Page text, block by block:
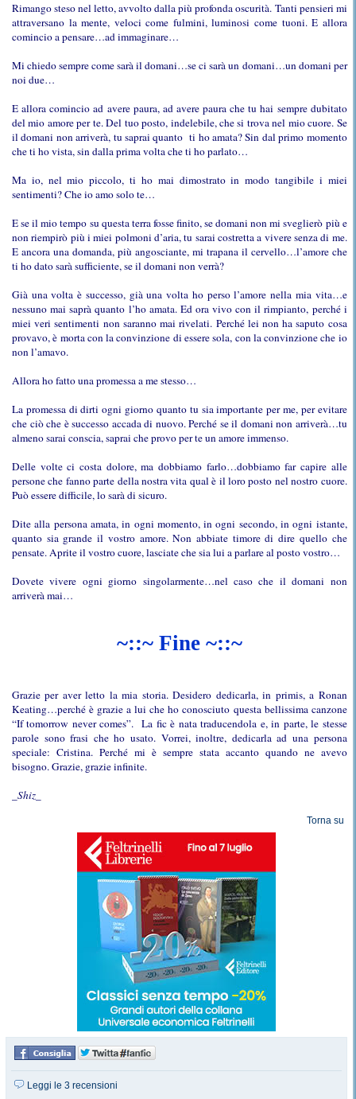
Rimango steso nel letto, avvolto dalla più profonda oscurità. Tanti pensieri mi
attraversano la mente, veloci come fulmini, luminosi come tuoni. E allora
comincio a pensare…ad immaginare…
Mi chiedo sempre come sarà il domani…se ci sarà un domani…un domani per
noi due…
E allora comincio ad avere paura, ad avere paura che tu hai sempre dubitato
del mio amore per te. Del tuo posto, indelebile, che si trova nel mio cuore. Se
il domani non arriverà, tu saprai quanto ti ho amata? Sin dal primo momento
che ti ho vista, sin dalla prima volta che ti ho parlato…
Ma io, nel mio piccolo, ti ho mai dimostrato in modo tangibile i miei
sentimenti? Che io amo solo te…
E se il mio tempo su questa terra fosse finito, se domani non mi sveglierò più e
non riempirò più i miei polmoni d’aria, tu sarai costretta a vivere senza di me.
E ancora una domanda, più angosciante, mi trapana il cervello…l’amore che
ti ho dato sarà sufficiente, se il domani non verrà?
Già una volta è successo, già una volta ho perso l’amore nella mia vita…e
nessuno mai saprà quanto l’ho amata. Ed ora vivo con il rimpianto, perché i
miei veri sentimenti non saranno mai rivelati. Perché lei non ha saputo cosa
provavo, è morta con la convinzione di essere sola, con la convinzione che io
non l’amavo.
Allora ho fatto una promessa a me stesso…
La promessa di dirti ogni giorno quanto tu sia importante per me, per evitare
che ciò che è successo accada di nuovo. Perché se il domani non arriverà…tu
almeno sarai conscia, saprai che provo per te un amore immenso.
Delle volte ci costa dolore, ma dobbiamo farlo…dobbiamo far capire alle
persone che fanno parte della nostra vita qual è il loro posto nel nostro cuore.
Può essere difficile, lo sarà di sicuro.
Dite alla persona amata, in ogni momento, in ogni secondo, in ogni istante,
quanto sia grande il vostro amore. Non abbiate timore di dire quello che
pensate. Aprite il vostro cuore, lasciate che sia lui a parlare al posto vostro…
Dovete vivere ogni giorno singolarmente…nel caso che il domani non
arriverà mai…
~::~ Fine ~::~
Grazie per aver letto la mia storia. Desidero dedicarla, in primis, a Ronan
Keating…perché è grazie a lui che ho conosciuto questa bellissima canzone
“If tomorrow never comes”. La fic è nata traducendola e, in parte, le stesse
parole sono frasi che ho usato. Vorrei, inoltre, dedicarla ad una persona
speciale: Cristina. Perché mi è sempre stata accanto quando ne avevo
bisogno. Grazie, grazie infinite.
_Shiz
Torna su
Leggi le 3 recensioni